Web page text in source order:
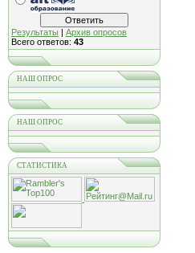
Результаты | Архив опросов
Всего ответов: 43
НАШ ОПРОС
НАШ ОПРОС
СТАТИСТИКА